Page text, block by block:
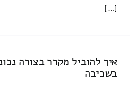
[…]
איך להוביל מקרר בצורה
בשכיבה